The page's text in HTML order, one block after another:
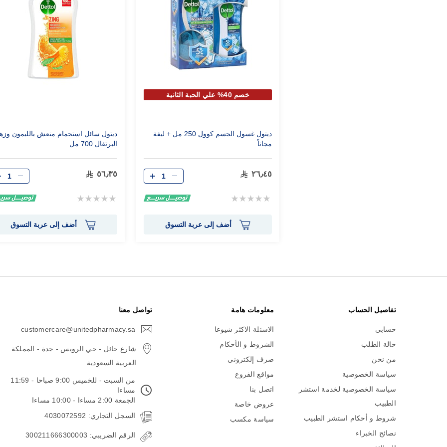
خصم 40% علي الحبة الثانية
ديتول غسول الجسم كوول 250 مل + ليفة
مجاناً
٢٦٫٤٥
Rating:
الكمية
أضف إلى عربة التسوق
ديتول سائل استحمام منعش بالليمون
البرتقال 700 مل
٥٦٫٣٥
Rating:
الكمية
أضف إلى عربة التسوق
تفاصيل الحساب
حسابي
حالة الطلب
من نحن
سياسة الخصوصية
سياسة الخصوصية لخدمة استشر
الطبيب
شروط و أحكام استشر الطبيب
نصائح الخبراء
معلومات هامة
الاسئلة الاكثر شيوعا
الشروط و الأحكام
صرف إلكتروني
مواقع الفروع
اتصل بنا
عروض خاصة
سياسة مكسب
تواصل معنا
customercare@unitedpharmacy.sa
شارع حائل - حي الرويس - جدة - المملكة
العربية السعودية
من السبت - للخميس 9:00 صباحا - 11:59
مساءا
الجمعة 2:00 مساءا - 10:00 مساءا
السجل التجاري: 4030072592
الرقم الضريبي: 300211666300003